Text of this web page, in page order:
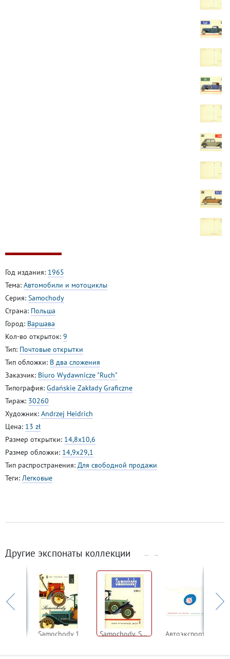
Год издания: 1965
Тема: Автомобили и мотоциклы
Серия: Samochody
Страна: Польша
Город: Варшава
Кол-во открыток: 9
Тип: Почтовые открытки
Тип обложки: В два сложения
Заказчик: Biuro Wydawnicze "Ruch"
Типография: Gdańskie Zakłady Graficzne
Тираж: 30260
Художник: Andrzej Heidrich
Цена: 13 zł
Размер открытки: 14,8x10,6
Размер обложки: 14,9x29,1
Тип распространения: Для свободной продажи
Теги: Легковые
Другие экспонаты коллекции ← →
Samochody 1 Samochody. Seria 2